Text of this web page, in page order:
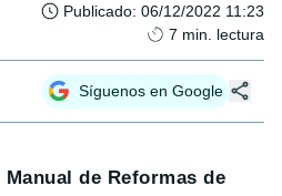
Publicado: 06/12/2022 11:23
7 min. lectura
Síguenos en Google
de Reformas de